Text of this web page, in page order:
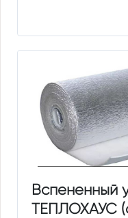
Вспененный
ТЕПЛОХАУС